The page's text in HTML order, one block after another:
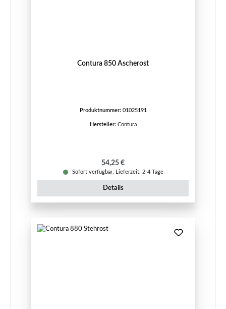
Contura 850 Ascherost
Produktnummer: 01025191
Hersteller: Contura
Regulärer Preis:
54,25 €
Sofort verfügbar, Lieferzeit: 2-4 Tage
Details